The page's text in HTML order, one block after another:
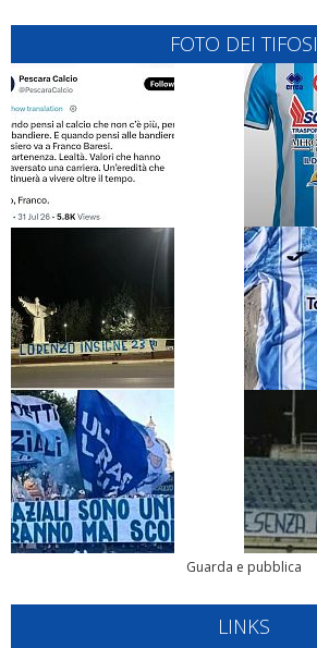
FOTO DEI TIFOSI
Guarda e pubblica
LINKS